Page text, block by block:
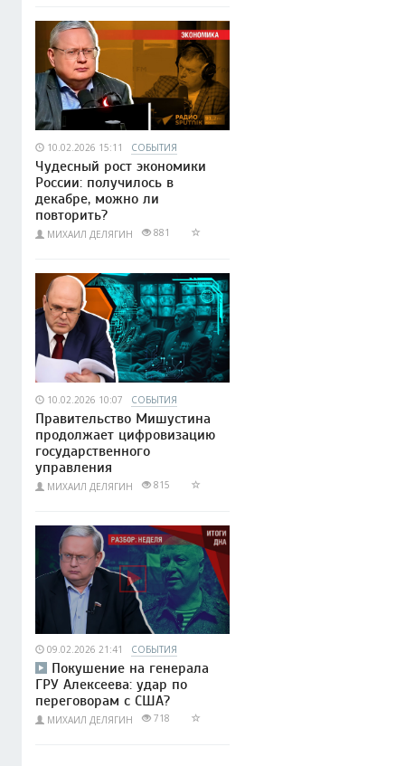
10.02.2026 15:11 СОБЫТИЯ
Чудесный рост экономики
России: получилось в
декабре, можно ли
повторить?
МИХАИЛ ДЕЛЯГИН 881
10.02.2026 10:07 СОБЫТИЯ
Правительство Мишустина
продолжает цифровизацию
государственного
управления
МИХАИЛ ДЕЛЯГИН 815
09.02.2026 21:41 СОБЫТИЯ
Покушение на генерала
ГРУ Алексеева: удар по
переговорам с США?
МИХАИЛ ДЕЛЯГИН 718